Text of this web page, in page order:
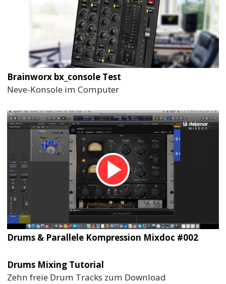
Brainworx bx_console Test
Neve-Konsole im Computer
Drums & Parallele Kompression Mixdoc #002
Drums Mixing Tutorial
Zehn freie Drum Tracks zum Download